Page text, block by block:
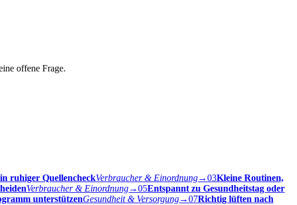
offene Frage.
ruhiger QuellencheckVerbraucher & Einordnung→03Kleine Routinen,
Verbraucher & Einordnung→05Entspannt zu Gesundheitstag oder
unterstützenGesundheit & Versorgung→07Richtig lüften nach